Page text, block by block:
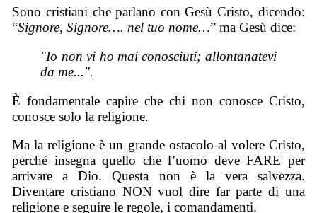
Sono cristiani che parlano con Gesù Cristo, dicendo:
“Signore, Signore…. nel tuo nome…” ma Gesù dice:
"Io non vi ho mai conosciuti; allontanatevi
da me...".
È fondamentale capire che chi non conosce Cristo,
conosce solo la religione.
Ma la religione è un grande ostacolo al volere Cristo,
perché insegna quello che l’uomo deve FARE per
arrivare a Dio. Questa non è la vera salvezza.
Diventare cristiano NON vuol dire far parte di una
religione e seguire le regole, i comandamenti.